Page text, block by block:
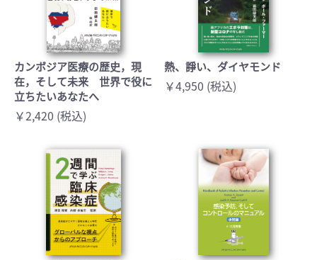
カンボジア医療の歴史，現
在，そして未来 世界で役に
立ちたいあなたへ
￥2,420 (税込)
熱、諍い、ダイヤモンド
￥4,950 (税込)